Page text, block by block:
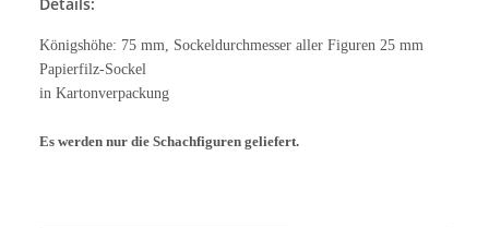
Königshöhe: 75 mm, Sockeldurchmesser aller Figuren 25 mm
Papierfilz-Sockel
in Kartonverpackung
Es werden nur die Schachfiguren geliefert.